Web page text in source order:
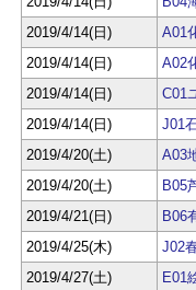
2019/4/14(日)
A01
2019/4/14(日)
A02
2019/4/14(日)
C01
2019/4/14(日)
J01
2019/4/20(土)
A03
2019/4/20(土)
B05
2019/4/21(日)
B06
2019/4/25(木)
J02
2019/4/27(土)
E01